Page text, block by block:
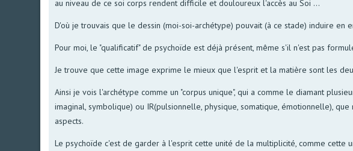
au niveau de ce soi corps rendent difficile et douloureux l'accès au Soi ...
D'où je trouvais que le dessin (moi-soi-archétype) pouvait (à ce stade) induire en
Pour moi, le "qualificatif" de psychoïde est déjà présent, même s'il n'est pas
Je trouve que cette image exprime le mieux que l'esprit et la matière sont les
Ainsi je vois l'archétype comme un "corpus unique", qui a comme le diamant
imaginal, symbolique) ou IR(pulsionnelle, physique, somatique, émotionnelle),
aspects.
Le psychoïde c'est de garder à l'esprit cette unité de la multiplicité, comme